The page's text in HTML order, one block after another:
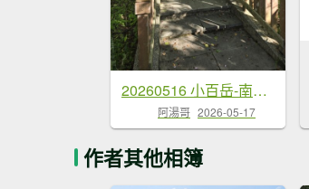
20260516 小百岳-南投貓囒山
阿湯哥 2026-05-17
作者其他相簿